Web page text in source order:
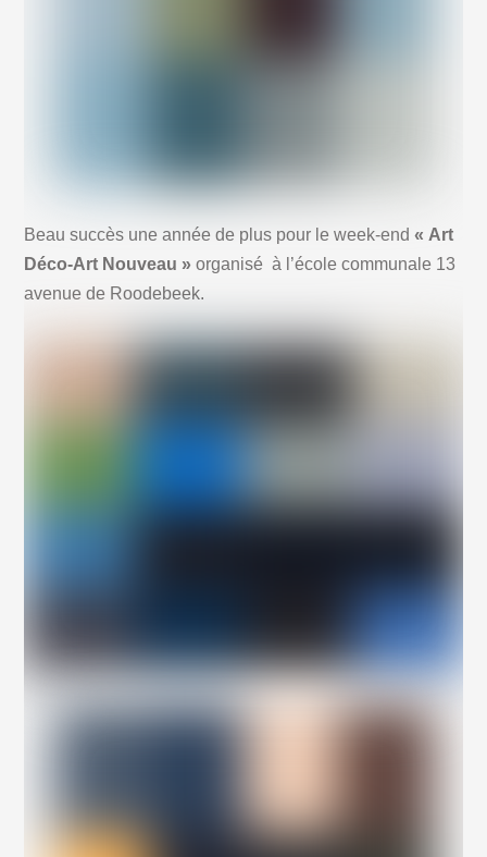
Beau succès une année de plus pour le week-end « Art
Déco-Art Nouveau » organisé à l’école communale 13
avenue de Roodebeek.